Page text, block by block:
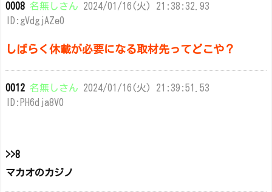
0008 名無しさん 2024/01/16(火) 21:38:32.93
ID:gVdgjAZe0
しばらく休載が必要になる取材先ってどこや？
0012 名無しさん 2024/01/16(火) 21:39:51.53
ID:PH6dja8V0
>>8
マカオのカジノ